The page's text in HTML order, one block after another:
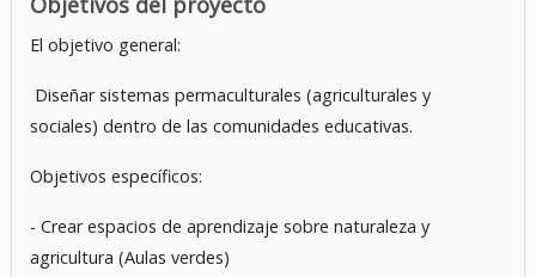
El objetivo general:
Diseñar sistemas permaculturales (agriculturales y
sociales) dentro de las comunidades educativas.
Objetivos específicos:
- Crear espacios de aprendizaje sobre naturaleza y
agricultura (Aulas verdes)